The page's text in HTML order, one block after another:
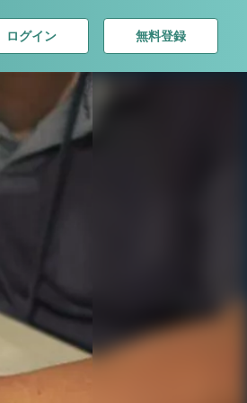
ログイン 無料登録